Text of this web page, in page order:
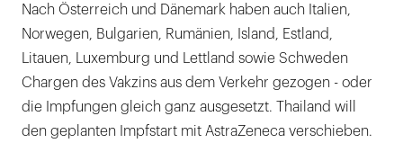
Nach Österreich und Dänemark haben auch Italien,
Norwegen, Bulgarien, Rumänien, Island, Estland,
Litauen, Luxemburg und Lettland sowie Schweden
Chargen des Vakzins aus dem Verkehr gezogen - oder
die Impfungen gleich ganz ausgesetzt. Thailand will
den geplanten Impfstart mit AstraZeneca verschieben.